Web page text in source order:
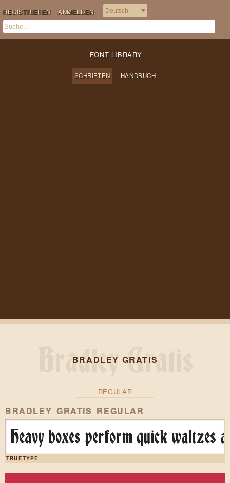
REGISTRIEREN ANMELDEN
FONT LIBRARY
SCHRIFTEN HANDBUCH
BRADLEY GRATIS
REGULAR
BRADLEY GRATIS REGULAR
Heavy boxes perform quick waltzes
TRUETYPE